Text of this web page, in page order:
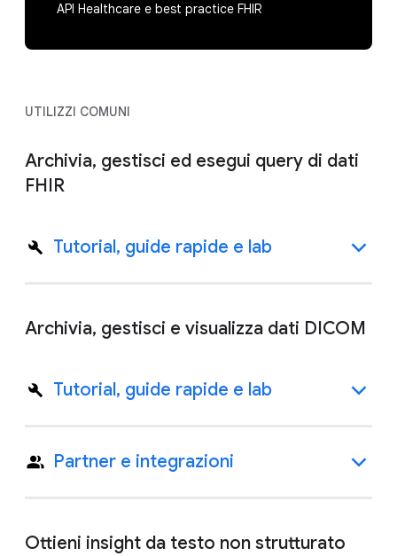
API Healthcare e best practice FHIR
UTILIZZI COMUNI
Archivia, gestisci ed esegui query di dati
FHIR
Tutorial, guide rapide e lab
Archivia, gestisci e visualizza dati DICOM
Tutorial, guide rapide e lab
Partner e integrazioni
Ottieni insight da testo non strutturato